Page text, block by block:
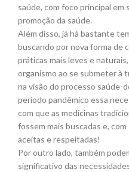
saúde, com foco principal
promoção da saúde.
Além disso, já há bastante
buscando por nova forma de
práticas mais leves e
organismo ao se submeter à
na visão do processo saúde-
período pandêmico essa
com que as medicinas
fossem mais buscadas e,
aceitas e respeitadas!
Por outro lado, também
significativo das